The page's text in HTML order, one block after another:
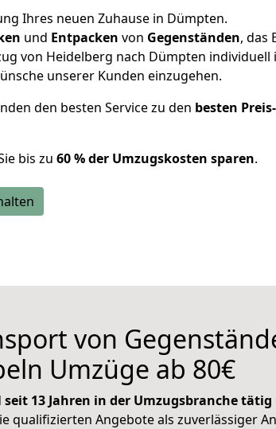
Ihres neuen Zuhause in Dümpten.
und Entpacken von Gegenständen, das
von Heidelberg nach Dümpten individuell
unserer Kunden einzugehen.
den besten Service zu den besten
bis zu 60 % der Umzugskosten sparen.
von
Umzüge ab 80€
seit 13 Jahren in der Umzugsbranche tätig
qualifizierten Angebote als zuverlässiger